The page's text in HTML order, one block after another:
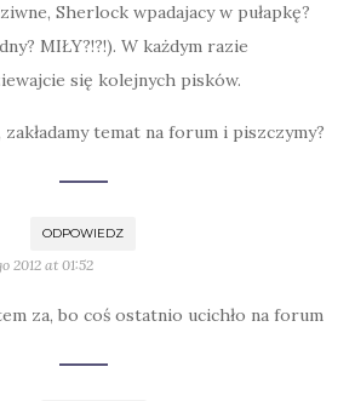
Sherlock wpadajacy w pułapkę?
MIŁY?!?!). W każdym razie
się kolejnych pisków.
zakładamy temat na forum i piszczymy?
ODPOWIEDZ
2012 at 01:52
za, bo coś ostatnio ucichło na forum